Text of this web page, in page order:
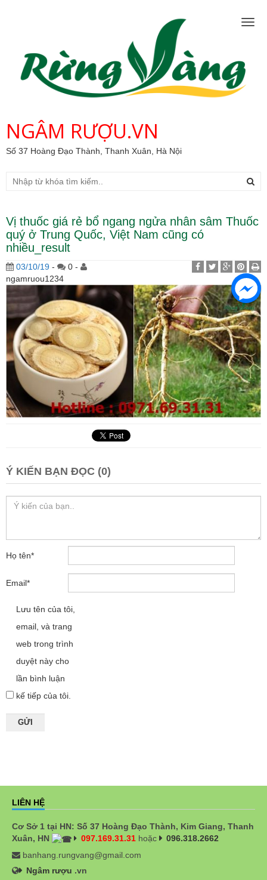
NGÂM RƯỢU.VN
Số 37 Hoàng Đạo Thành, Thanh Xuân, Hà Nội
Vị thuốc giá rẻ bổ ngang ngửa nhân sâm Thuốc
quý ở Trung Quốc, Việt Nam cũng có
nhiều_result
03/10/19 -
0 -
ngamruou1234
Ý KIẾN BẠN ĐỌC (0)
Họ tên*
Email*
Lưu tên của tôi,
email, và trang
web trong trình
duyệt này cho
lần bình luận
kế tiếp của tôi.
LIÊN HỆ
Cơ Sở 1 tại HN: Số 37 Hoàng Đạo Thành, Kim Giang, Thanh
Xuân, HN
097.169.31.31 hoặc
096.318.2662
banhang.rungvang@gmail.com
Ngâm rượu .vn